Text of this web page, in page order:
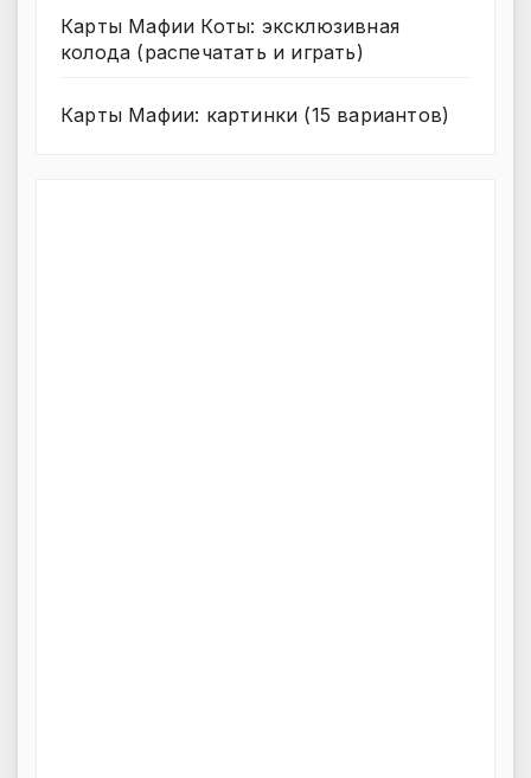
Карты Мафии Коты: эксклюзивная
колода (распечатать и играть)
Карты Мафии: картинки (15 вариантов)